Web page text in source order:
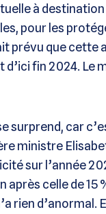
à
pour les
prévu que
fin 2024. Le
surprend, car
ministre
sur l’année
celle de 15
rien d’anormal.